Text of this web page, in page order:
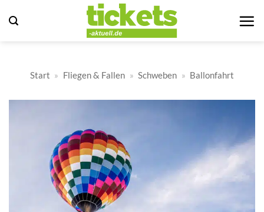
Inhalt
Start » Fliegen & Fallen » Schweben » Ballonfahrt